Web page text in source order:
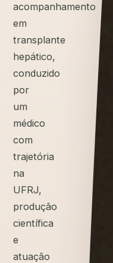
acompanhamento
em
transplante
hepático,
conduzido
por
um
médico
com
trajetória
na
UFRJ,
produção
científica
e
atuação